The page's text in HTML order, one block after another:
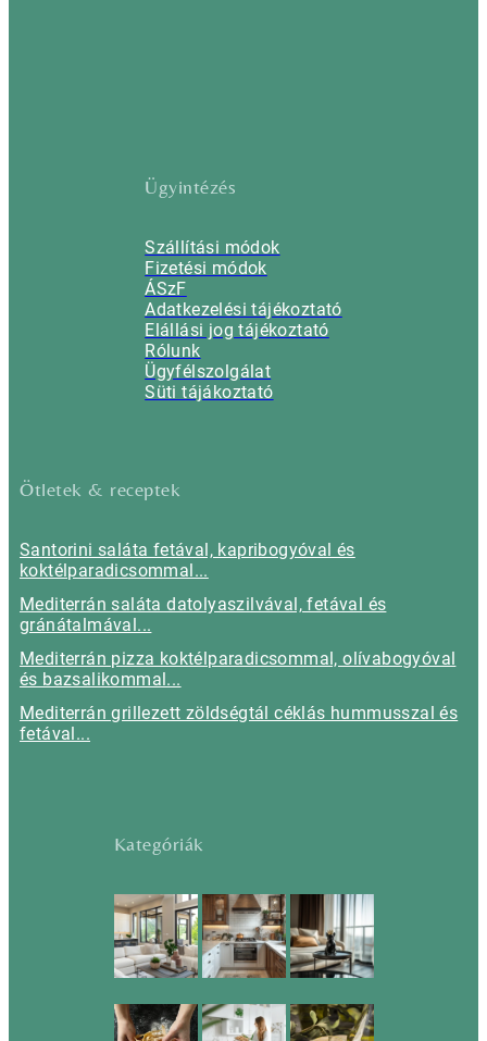
Ügyintézés
Szállítási módok
Fizetési módok
ÁSzF
Adatkezelési tájékoztató
Elállási jog tájékoztató
Rólunk
Ügyfélszolgálat
Süti tájákoztató
Ötletek & receptek
Santorini saláta fetával, kapribogyóval és
koktélparadicsommal...
Mediterrán saláta datolyaszilvával, fetával és
gránátalmával...
Mediterrán pizza koktélparadicsommal, olívabogyóval
és bazsalikommal...
Mediterrán grillezett zöldségtál céklás hummusszal és
fetával...
Kategóriák